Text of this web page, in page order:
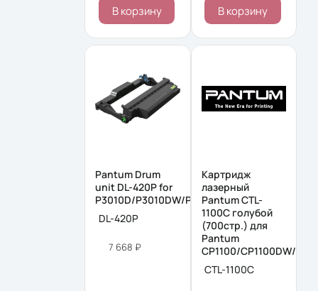
В корзину В корзину
Pantum Drum
unit DL-420P for
P3010D/P3010DW/P3300DN/P3300DW/
DL-420P
7 668 ₽
Картридж
лазерный
Pantum CTL-
1100C голубой
(700стр.) для
Pantum
CP1100/CP1100DW/
CTL-1100C